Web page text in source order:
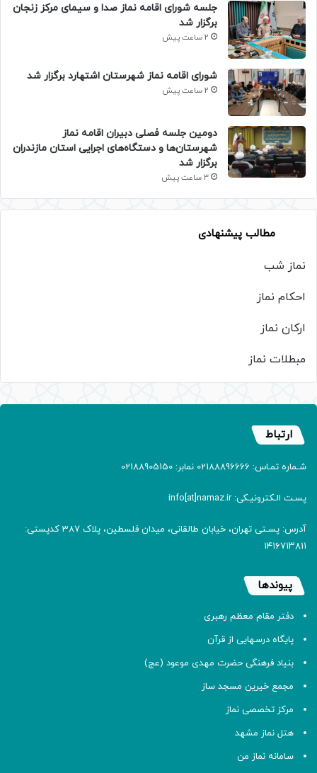
جلسه شورای اقامه نماز صدا و سیمای مرکز زنجان
برگزار شد
2 ساعت پیش
شورای اقامه نماز شهرستان اشتهارد برگزار شد
2 ساعت پیش
دومین جلسه فصلی دبیران اقامه نماز
شهرستان‌ها و دستگاه‌های اجرایی استان مازندران
برگزار شد
3 ساعت پیش
مطالب پیشنهادی
نماز شب
احکام نماز
ارکان نماز
مبطلات نماز
ارتباط
شـماره تمـاس: 02188896666 نمابر: 02188905150
پسـت الـکترونیـکی: info[at]namaz.ir
آدرس: پسـتی تهران، خیابان طالقانی، میدان فلسطین، پلاک 387 کدپستی:
۱۴۱۶۷۱۳۸۱۱
پیوندها
دفتر مقام معظم رهبری
پایگاه درسهایی از قرآن
بنیاد فرهنگی حضرت مهدی موعود (عج)
مجمع خیرین مسجد ساز
مرکز تخصصی نماز
هتل نماز مشهد
سامانه نماز من